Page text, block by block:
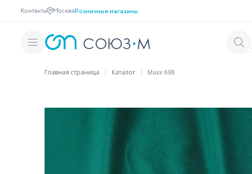
Контакты МоскваРозничные магазины
Главная страница Каталог Maxx 698